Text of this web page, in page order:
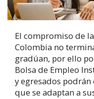
El compromiso de
Colombia no
gradúan, por ello
Bolsa de Empleo
y egresados
que se adaptan a